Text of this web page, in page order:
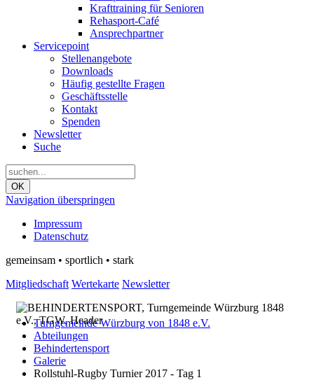
Krafttraining für Senioren
Rehasport-Café
Ansprechpartner
Servicepoint
Stellenangebote
Downloads
Häufig gestellte Fragen
Geschäftsstelle
Kontakt
Spenden
Newsletter
Suche
OK
Navigation überspringen
Impressum
Datenschutz
gemeinsam • sportlich • stark
Mitgliedschaft Wertekarte Newsletter
Turngemeinde Würzburg von 1848 e.V.
Abteilungen
Behindertensport
Galerie
Rollstuhl-Rugby Turnier 2017 - Tag 1